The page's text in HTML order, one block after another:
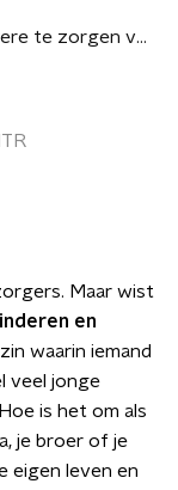
Hoe is het om als jongere te zorgen voor je vader, oma, broer of zus?
Maar wist
en
waarin iemand
veel jonge
is het om als
je broer of je
eigen leven en